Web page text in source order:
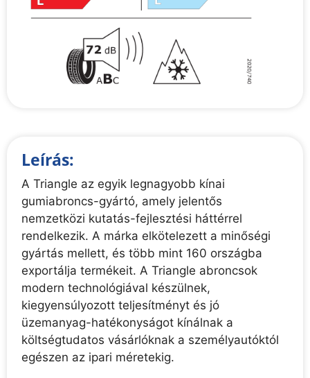
Leírás:
A Triangle az egyik legnagyobb kínai
gumiabroncs-gyártó, amely jelentős
nemzetközi kutatás-fejlesztési háttérrel
rendelkezik. A márka elkötelezett a minőségi
gyártás mellett, és több mint 160 országba
exportálja termékeit. A Triangle abroncsok
modern technológiával készülnek,
kiegyensúlyozott teljesítményt és jó
üzemanyag-hatékonyságot kínálnak a
költségtudatos vásárlóknak a személyautóktól
egészen az ipari méretekig.